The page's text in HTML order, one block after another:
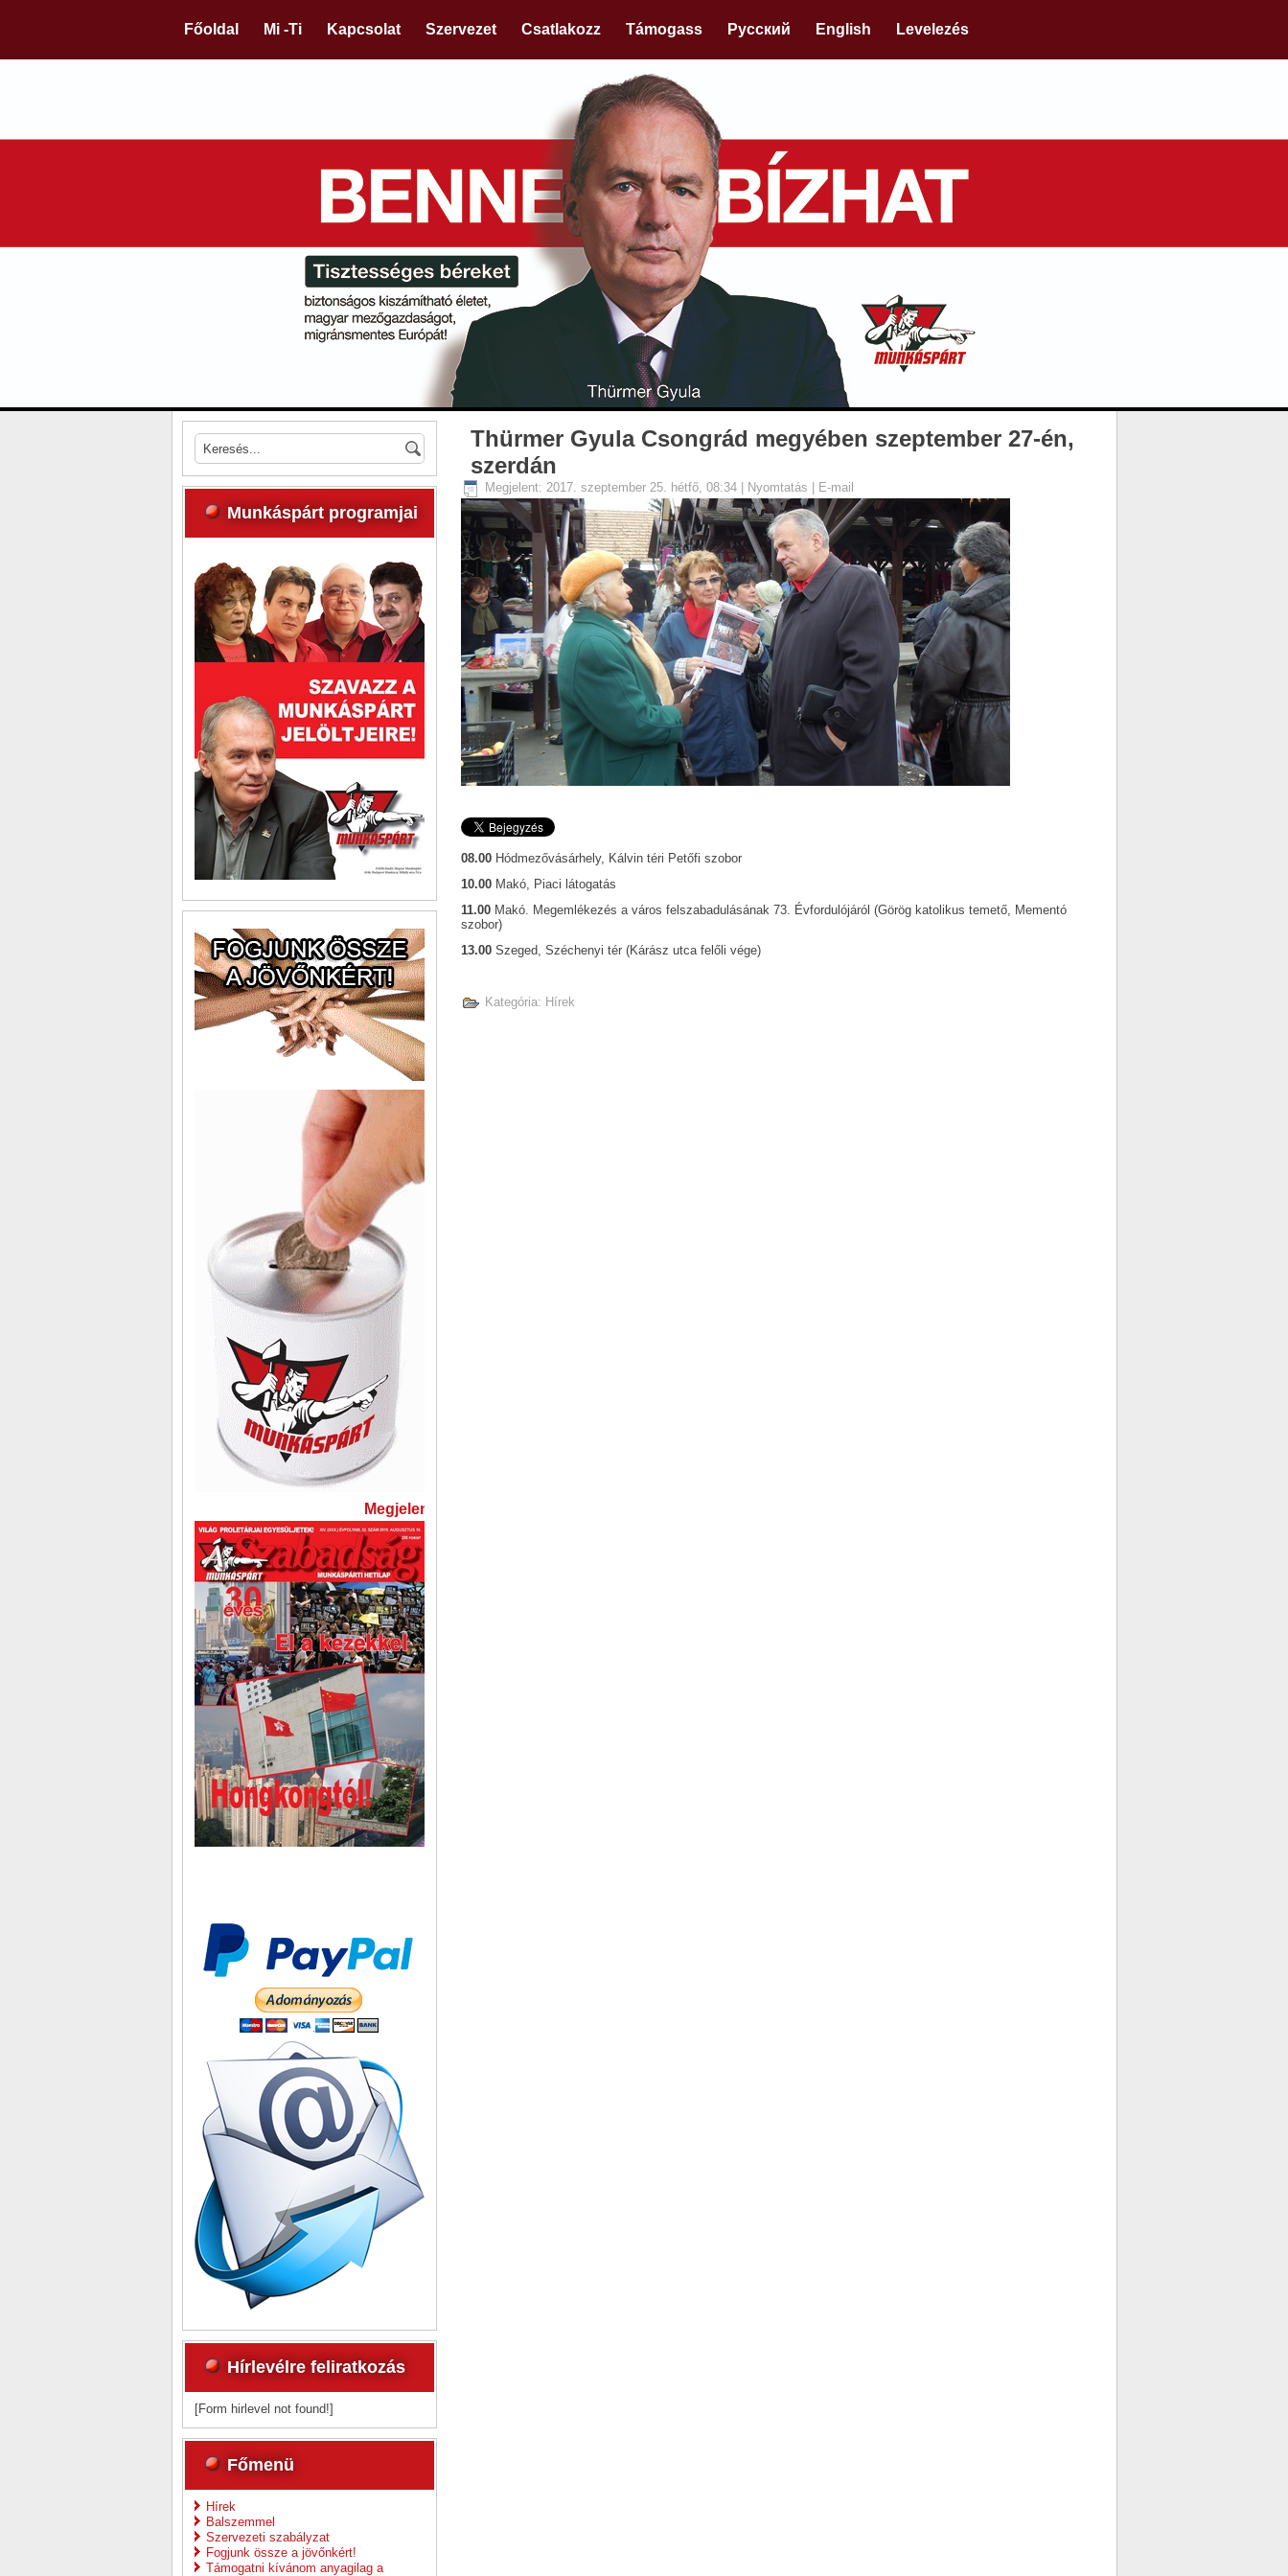
Főoldal Mi -Ti Kapcsolat Szervezet Csatlakozz Támogass Русский English Levelezés
Munkáspárt programjai
Megjelent A Szabadság legújabb száma:
Hírlevélre feliratkozás
[Form hirlevel not found!]
Főmenü
Hírek
Balszemmel
Szervezeti szabályzat
Fogjunk össze a jövőnkért!
Támogatni kívánom anyagilag a
Thürmer Gyula Csongrád megyében szeptember 27-én,
szerdán
Megjelent: 2017. szeptember 25. hétfő, 08:34| Nyomtatás E-mail
08.00Hódmezővásárhely, Kálvin téri Petőfi szobor
10.00Makó, Piaci látogatás
11.00Makó. Megemlékezés a város felszabadulásának 73. Évfordulójáról (Görög katolikus temető, Mementó
szobor)
13.00Szeged, Széchenyi tér (Kárász utca felőli vége)
Kategória: Hírek